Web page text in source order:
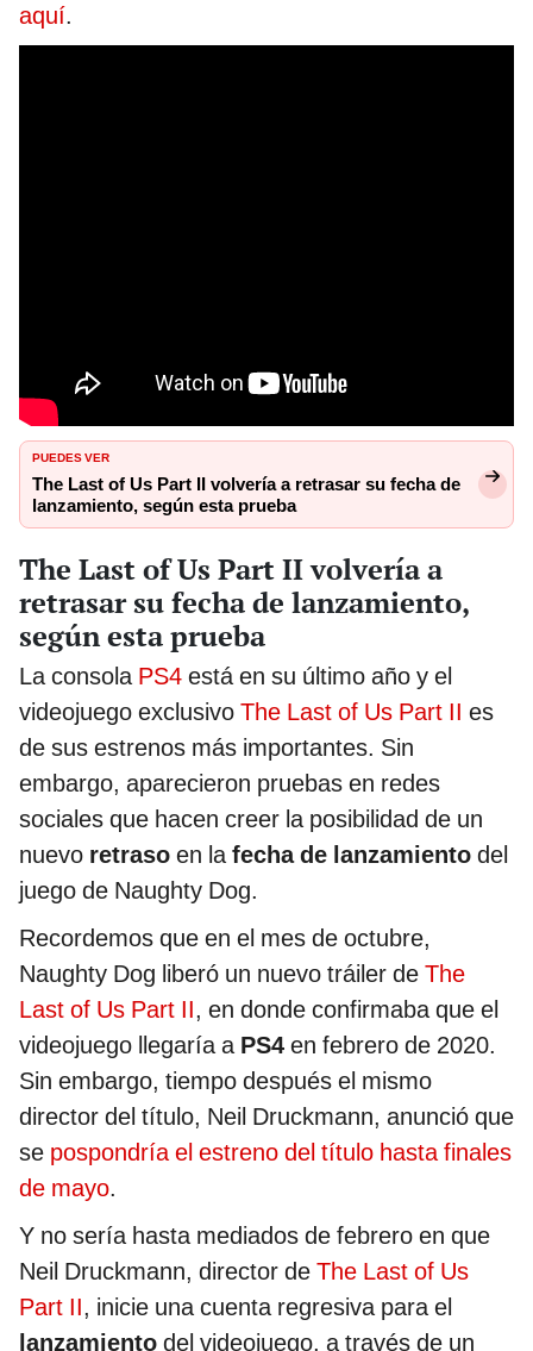
aquí.
PUEDES VER
The Last of Us Part II volvería a retrasar su fecha de
lanzamiento, según esta prueba
The Last of Us Part II volvería a
retrasar su fecha de lanzamiento,
según esta prueba
La consola PS4 está en su último año y el
videojuego exclusivo The Last of Us Part II es
de sus estrenos más importantes. Sin
embargo, aparecieron pruebas en redes
sociales que hacen creer la posibilidad de un
nuevo retraso en lafecha de lanzamiento del
juego de Naughty Dog.
Recordemos que en el mes de octubre,
Naughty Dog liberó un nuevo tráiler de The
Last of Us Part II, en donde confirmaba que el
videojuego llegaría a PS4 en febrero de 2020.
Sin embargo, tiempo después el mismo
director del título, Neil Druckmann, anunció que
se pospondría el estreno del título hasta finales
de mayo.
Y no sería hasta mediados de febrero en que
Neil Druckmann, director de The Last of Us
Part II, inicie una cuenta regresiva para el
lanzamiento del videojuego, a través de un